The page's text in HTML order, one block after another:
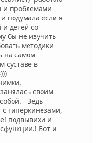
и проблемами
подумала если я
детей со
бы не изучить
методики
на самом
суставе в
своим
Ведь
гиперкинезами,
подвывихи и
Вот и